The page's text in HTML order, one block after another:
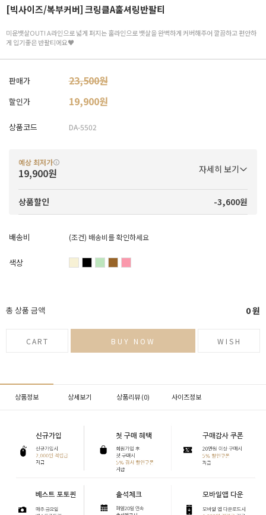
[빅사이즈/복부커버] 크링클A훌셔링반팔티
미운뱃살OUT! A라인으로 넓게 퍼지는 훌라인으로 뱃살을 완벽하게 커버해주어 깔끔하고 편안하
게 입기좋은 반팔티에요♥
판매가 23,500원
할인가 19,900원
상품코드 DA-5502
예상 최저가
19,900원 자세히 보기
상품할인 -3,600원
배송비 (조건) 배송비를 확인하세요
색상
총 상품 금액 0원
CART BUY NOW WISH
상품정보 상세보기 상품리뷰 (0) 사이즈정보